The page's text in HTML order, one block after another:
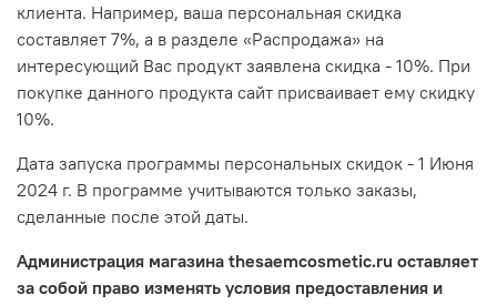
клиента. Например, ваша персональная скидка
составляет 7%, а в разделе «Распродажа» на
интересующий Вас продукт заявлена скидка - 10%. При
покупке данного продукта сайт присваивает ему скидку
10%.
Дата запуска программы персональных скидок - 1 Июня
2024 г. В программе учитываются только заказы,
сделанные после этой даты.
Администрация магазина thesaemcosmetic.ru оставляет
за собой право изменять условия предоставления и